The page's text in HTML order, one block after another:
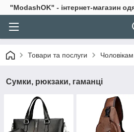
"ModashOK" - інтернет-магазин
Товари та послуги Чоловікам
Сумки, рюкзаки, гаманці